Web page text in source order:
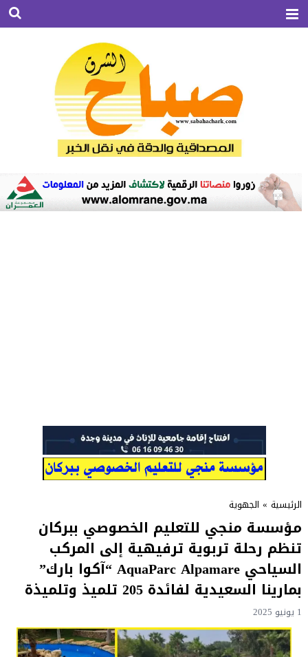
الرئيسية » الجهوية
مؤسسة منجي للتعليم الخصوصي ببركان
تنظم رحلة تربوية ترفيهية إلى المركب
السياحي AquaParc Alpamare “آكوا بارك”
بمارينا السعيدية لفائدة 205 تلميذ وتلميذة
1 يونيو 2025